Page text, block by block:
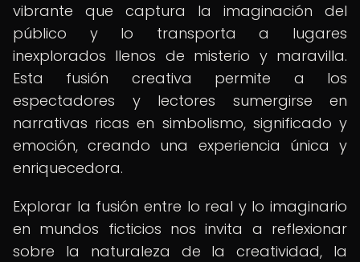
vibrante que captura la imaginación del
público y lo transporta a lugares
inexplorados llenos de misterio y maravilla.
Esta fusión creativa permite a los
espectadores y lectores sumergirse en
narrativas ricas en simbolismo, significado y
emoción, creando una experiencia única y
enriquecedora.
Explorar la fusión entre lo real y lo imaginario
en mundos ficticios nos invita a reflexionar
sobre la naturaleza de la creatividad, la